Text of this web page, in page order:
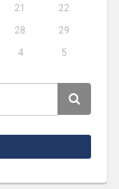
21
22
28
29
4 5